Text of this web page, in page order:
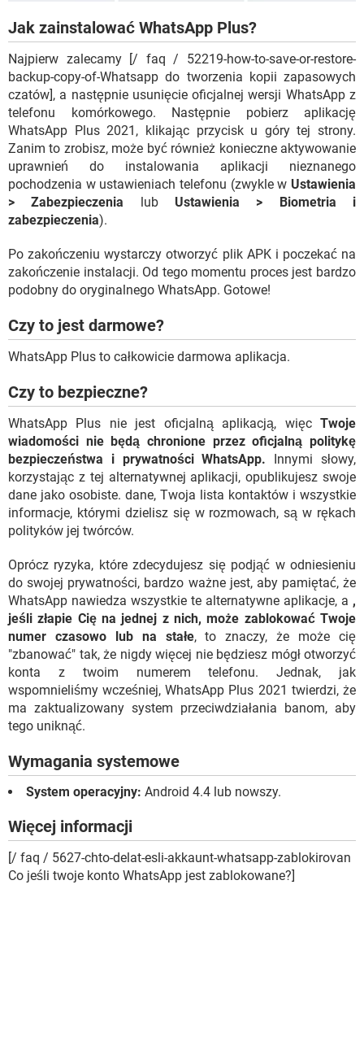
Jak zainstalować WhatsApp Plus?
Najpierw zalecamy [/ faq / 52219-how-to-save-or-restore-
backup-copy-of-Whatsapp do tworzenia kopii zapasowych
czatów], a następnie usunięcie oficjalnej wersji WhatsApp z
telefonu komórkowego. Następnie pobierz aplikację
WhatsApp Plus 2021, klikając przycisk u góry tej strony.
Zanim to zrobisz, może być również konieczne aktywowanie
uprawnień do instalowania aplikacji nieznanego
pochodzenia w ustawieniach telefonu (zwykle w Ustawienia
> Zabezpieczenia lub Ustawienia > Biometria i
zabezpieczenia).
Po zakończeniu wystarczy otworzyć plik APK i poczekać na
zakończenie instalacji. Od tego momentu proces jest bardzo
podobny do oryginalnego WhatsApp. Gotowe!
Czy to jest darmowe?
WhatsApp Plus to całkowicie darmowa aplikacja.
Czy to bezpieczne?
WhatsApp Plus nie jest oficjalną aplikacją, więc Twoje
wiadomości nie będą chronione przez oficjalną politykę
bezpieczeństwa i prywatności WhatsApp. Innymi słowy,
korzystając z tej alternatywnej aplikacji, opublikujesz swoje
dane jako osobiste. dane, Twoja lista kontaktów i wszystkie
informacje, którymi dzielisz się w rozmowach, są w rękach
polityków jej twórców.
Oprócz ryzyka, które zdecydujesz się podjąć w odniesieniu
do swojej prywatności, bardzo ważne jest, aby pamiętać, że
WhatsApp nawiedza wszystkie te alternatywne aplikacje, a ,
jeśli złapie Cię na jednej z nich, może zablokować Twoje
numer czasowo lub na stałe, to znaczy, że może cię
"zbanować" tak, że nigdy więcej nie będziesz mógł otworzyć
konta z twoim numerem telefonu. Jednak, jak
wspomnieliśmy wcześniej, WhatsApp Plus 2021 twierdzi, że
ma zaktualizowany system przeciwdziałania banom, aby
tego uniknąć.
Wymagania systemowe
System operacyjny: Android 4.4 lub nowszy.
Więcej informacji
[/ faq / 5627-chto-delat-esli-akkaunt-whatsapp-zablokirovan
Co jeśli twoje konto WhatsApp jest zablokowane?]